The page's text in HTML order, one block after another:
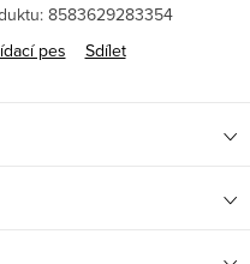
8583629283354
pes Sdílet